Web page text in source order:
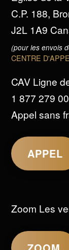
C.P. 188,
J2L 1A9
(pour les envois
CENTRE
CAV Ligne
1 877 279
Appel sans
APPEL
Zoom Les